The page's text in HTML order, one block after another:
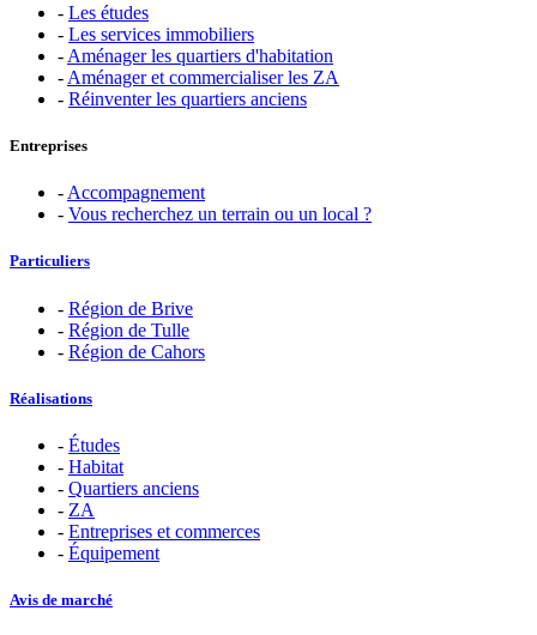
- Les études
- Les services immobiliers
- Aménager les quartiers d'habitation
- Aménager et commercialiser les ZA
- Réinventer les quartiers anciens
Entreprises
- Accompagnement
- Vous recherchez un terrain ou un local ?
Particuliers
- Région de Brive
- Région de Tulle
- Région de Cahors
Réalisations
- Études
- Habitat
- Quartiers anciens
- ZA
- Entreprises et commerces
- Équipement
Avis de marché